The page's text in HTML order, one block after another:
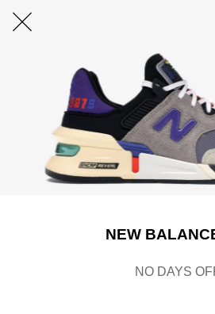
NEW
NO DAYS